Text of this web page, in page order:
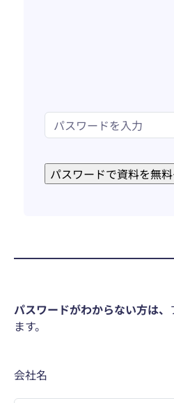
パスワードがわからない方は、
ます。
会社名